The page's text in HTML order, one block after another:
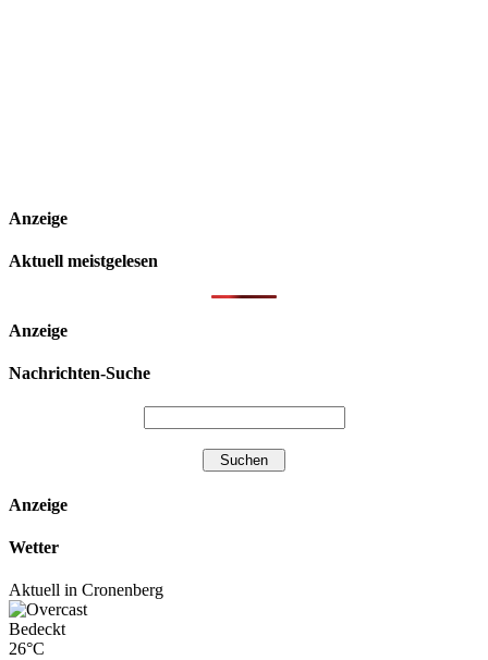
Anzeige
Aktuell meistgelesen
Anzeige
Nachrichten-Suche
Anzeige
Wetter
Aktuell in Cronenberg
Bedeckt
26°C